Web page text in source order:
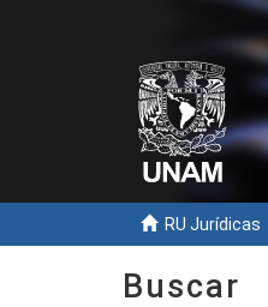
RU Jurídicas
Buscar